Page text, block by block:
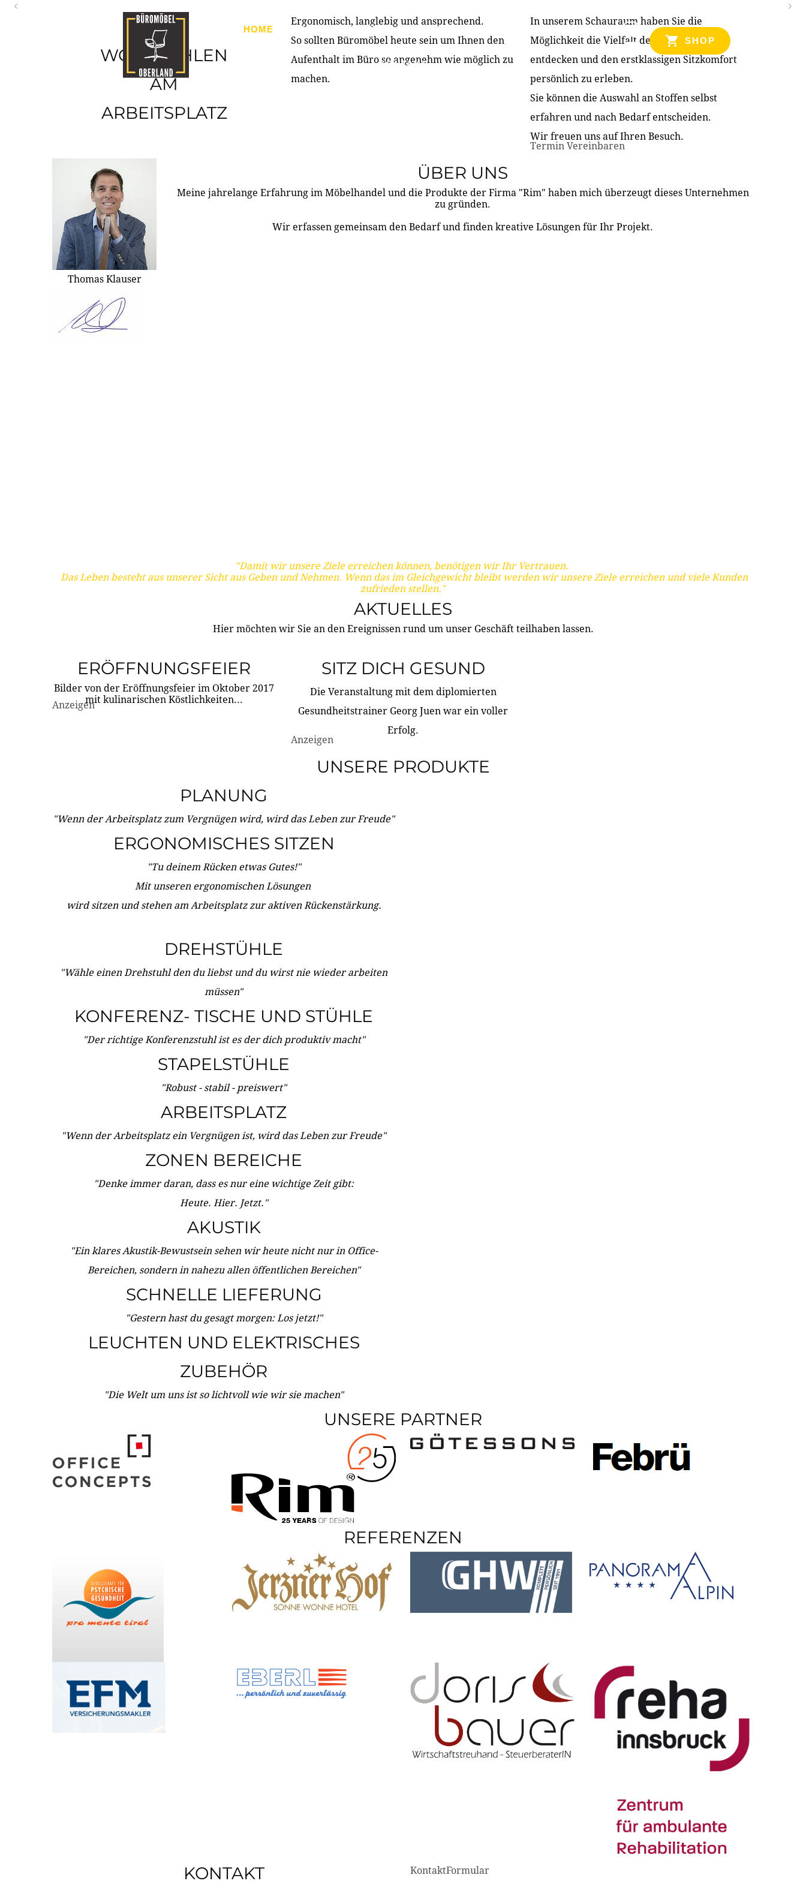
HOME PRODUKTE ÜBER UNS PARTNER & REFERENZEN
KONTAKT
SHOP
WOHLFÜHLEN
AM
ARBEITSPLATZ
Ergonomisch, langlebig und ansprechend.
So sollten Büromöbel heute sein um Ihnen den
Aufenthalt im Büro so angenehm wie möglich zu
machen.
In unserem Schauraum haben Sie die
Möglichkeit die Vielfalt der Produkte zu
entdecken und den erstklassigen Sitzkomfort
persönlich zu erleben.
Sie können die Auswahl an Stoffen selbst
erfahren und nach Bedarf entscheiden.
Wir freuen uns auf Ihren Besuch.
Termin Vereinbaren
Thomas Klauser
ÜBER UNS
Meine jahrelange Erfahrung im Möbelhandel und die Produkte der Firma "Rim" haben mich überzeugt dieses Unternehmen
zu gründen.
Wir erfassen gemeinsam den Bedarf und finden kreative Lösungen für Ihr Projekt.
"Damit wir unsere Ziele erreichen können, benötigen wir Ihr Vertrauen.
Das Leben besteht aus unserer Sicht aus Geben und Nehmen. Wenn das im Gleichgewicht bleibt werden wir unsere Ziele erreichen und viele Kunden
zufrieden stellen."
AKTUELLES
Hier möchten wir Sie an den Ereignissen rund um unser Geschäft teilhaben lassen.
ERÖFFNUNGSFEIER
Bilder von der Eröffnungsfeier im Oktober 2017
mit kulinarischen Köstlichkeiten...
Anzeigen
SITZ DICH GESUND
Die Veranstaltung mit dem diplomierten
Gesundheitstrainer Georg Juen war ein voller
Erfolg.
Anzeigen
UNSERE PRODUKTE
PLANUNG
"Wenn der Arbeitsplatz zum Vergnügen wird, wird das Leben zur Freude"
ERGONOMISCHES SITZEN
"Tu deinem Rücken etwas Gutes!"
Mit unseren ergonomischen Lösungen
wird sitzen und stehen am Arbeitsplatz zur aktiven Rückenstärkung.
DREHSTÜHLE
"Wähle einen Drehstuhl den du liebst und du wirst nie wieder arbeiten
müssen"
KONFERENZ- TISCHE UND STÜHLE
"Der richtige Konferenzstuhl ist es der dich produktiv macht"
STAPELSTÜHLE
"Robust - stabil - preiswert"
ARBEITSPLATZ
"Wenn der Arbeitsplatz ein Vergnügen ist, wird das Leben zur Freude"
ZONEN BEREICHE
"Denke immer daran, dass es nur eine wichtige Zeit gibt:
Heute. Hier. Jetzt."
AKUSTIK
"Ein klares Akustik-Bewustsein sehen wir heute nicht nur in Office-
Bereichen, sondern in nahezu allen öffentlichen Bereichen"
SCHNELLE LIEFERUNG
"Gestern hast du gesagt morgen: Los jetzt!"
LEUCHTEN UND ELEKTRISCHES
ZUBEHÖR
"Die Welt um uns ist so lichtvoll wie wir sie machen"
UNSERE PARTNER
REFERENZEN
KONTAKT KontaktFormular